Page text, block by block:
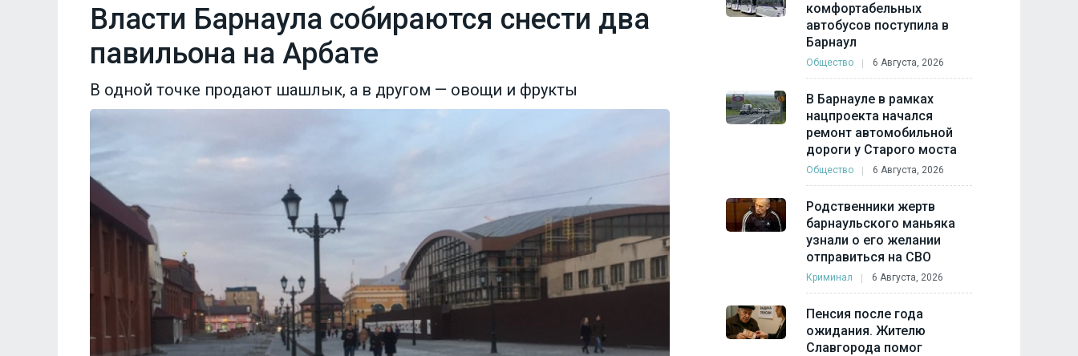
Власти Барнаула собираются снести два
павильона на Арбате
В одной точке продают шашлык, а в другом — овощи и фрукты
комфортабельных
автобусов поступила в
Барнаул
Общество 6 Августа, 2026
В Барнауле в рамках
нацпроекта начался
ремонт автомобильной
дороги у Старого моста
Общество 6 Августа, 2026
Родственники жертв
барнаульского маньяка
узнали о его желании
отправиться на СВО
Криминал 6 Августа, 2026
Пенсия после года
ожидания. Жителю
Славгорода помог